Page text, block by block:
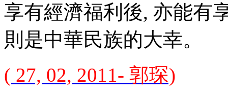
享有經濟福利後, 亦能有
則是中華民族的大幸。
( 27, 02, 2011- 郭琛)